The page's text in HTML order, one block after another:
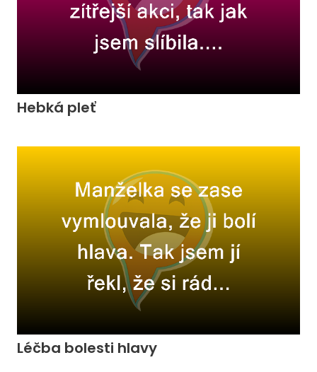
Hebká pleť
Léčba bolesti hlavy